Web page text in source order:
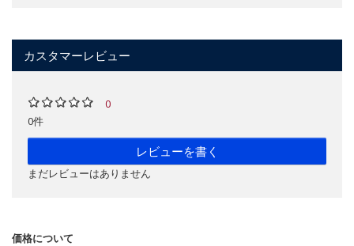
カスタマーレビュー
0
0件
レビューを書く
まだレビューはありません
価格について